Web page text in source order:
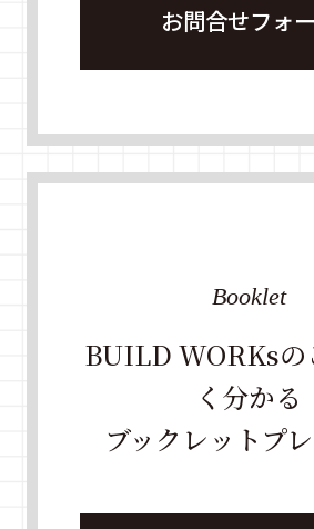
お問合せフォ
BUILD WORKsの
く分かる
ブックレットプ
Booklet